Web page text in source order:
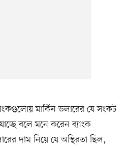
মার্কিন ডলারের যে সংকট
বলে মনে করেন ব্যাংক
দাম নিয়ে যে অস্থিরতা ছিল,